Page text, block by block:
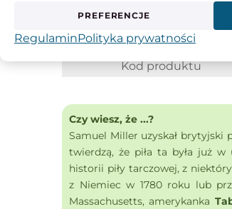
Otwory dodatkowe
Kod produktu
Czy wiesz, że ...?
Samuel Miller uzyskał brytyjski
twierdzą, że piła ta była już
historii piły tarczowej, z
z Niemiec w 1780 roku lub
Massachusetts, amerykanka
PREFERENCJE
RegulaminPolityka prywatności